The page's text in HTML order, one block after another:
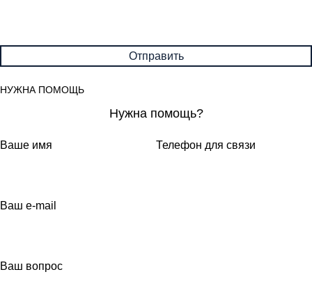
НУЖНА ПОМОЩЬ
Нужна помощь?
Ваше имя Телефон для связи
Ваш e-mail
Ваш вопрос